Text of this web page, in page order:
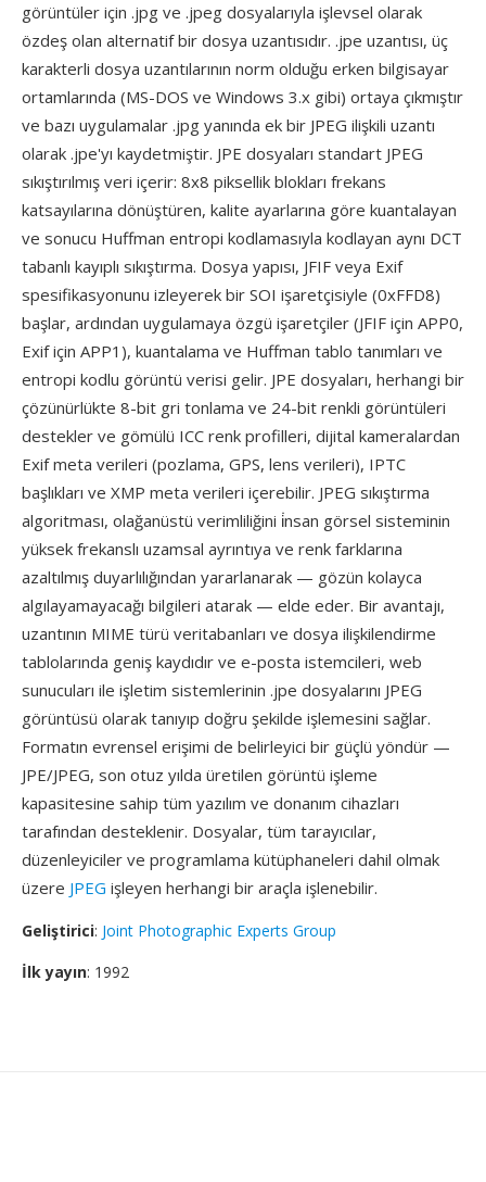
görüntüler için .jpg ve .jpeg dosyalarıyla işlevsel olarak
özdeş olan alternatif bir dosya uzantısıdır. .jpe uzantısı, üç
karakterli dosya uzantılarının norm olduğu erken bilgisayar
ortamlarında (MS-DOS ve Windows 3.x gibi) ortaya çıkmıştır
ve bazı uygulamalar .jpg yanında ek bir JPEG ilişkili uzantı
olarak .jpe'yı kaydetmiştir. JPE dosyaları standart JPEG
sıkıştırılmış veri içerir: 8x8 piksellik blokları frekans
katsayılarına dönüştüren, kalite ayarlarına göre kuantalayan
ve sonucu Huffman entropi kodlamasıyla kodlayan aynı DCT
tabanlı kayıplı sıkıştırma. Dosya yapısı, JFIF veya Exif
spesifikasyonunu izleyerek bir SOI işaretçisiyle (0xFFD8)
başlar, ardından uygulamaya özgü işaretçiler (JFIF için APP0,
Exif için APP1), kuantalama ve Huffman tablo tanımları ve
entropi kodlu görüntü verisi gelir. JPE dosyaları, herhangi bir
çözünürlükte 8-bit gri tonlama ve 24-bit renkli görüntüleri
destekler ve gömülü ICC renk profilleri, dijital kameralardan
Exif meta verileri (pozlama, GPS, lens verileri), IPTC
başlıkları ve XMP meta verileri içerebilir. JPEG sıkıştırma
algoritması, olağanüstü verimliliğini i̇nsan görsel sisteminin
yüksek frekanslı uzamsal ayrıntıya ve renk farklarına
azaltılmış duyarlılığından yararlanarak — gözün kolayca
algılayamayacağı bilgileri atarak — elde eder. Bir avantajı,
uzantının MIME türü veritabanları ve dosya ilişkilendirme
tablolarında geniş kaydıdır ve e-posta istemcileri, web
sunucuları ile işletim sistemlerinin .jpe dosyalarını JPEG
görüntüsü olarak tanıyıp doğru şekilde işlemesini sağlar.
Formatın evrensel erişimi de belirleyici bir güçlü yöndür —
JPE/JPEG, son otuz yılda üretilen görüntü işleme
kapasitesine sahip tüm yazılım ve donanım cihazları
tarafından desteklenir. Dosyalar, tüm tarayıcılar,
düzenleyiciler ve programlama kütüphaneleri dahil olmak
üzere JPEG işleyen herhangi bir araçla işlenebilir.
Geliştirici: Joint Photographic Experts Group
İlk yayın: 1992